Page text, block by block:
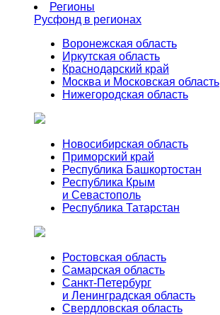
Регионы
Русфонд в регионах
Воронежская область
Иркутская область
Краснодарский край
Москва и Московская область
Нижегородская область
Новосибирская область
Приморский край
Республика Башкортостан
Республика Крым
и Севастополь
Республика Татарстан
Ростовская область
Самарская область
Санкт-Петербург
и Ленинградская область
Свердловская область